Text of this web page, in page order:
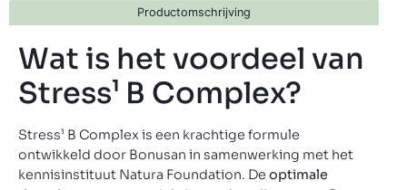
Productomschrijving
Wat is het voordeel van
Stress¹ B Complex?
Stress¹ B Complex is een krachtige formule
ontwikkeld door Bonusan in samenwerking met het
kennisinstituut Natura Foundation. De optimale